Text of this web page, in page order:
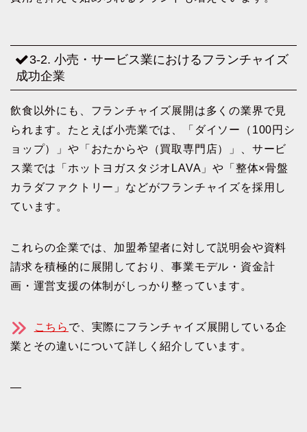
3-2. 小売・サービス業におけるフランチャイズ
成功企業
飲食以外にも、フランチャイズ展開は多くの業界で見
られます。たとえば小売業では、「ダイソー（100円シ
ョップ）」や「おたからや（買取専門店）」、サービ
ス業では「ホットヨガスタジオLAVA」や「整体×骨盤
カラダファクトリー」などがフランチャイズを採用し
ています。
これらの企業では、加盟希望者に対して説明会や資料
請求を積極的に展開しており、事業モデル・資金計
画・運営支援の体制がしっかり整っています。
こちら で、実際にフランチャイズ展開している企
業とその違いについて詳しく紹介しています。
—